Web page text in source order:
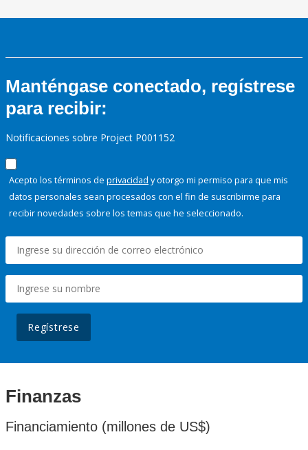
Manténgase conectado, regístrese
para recibir:
Notificaciones sobre Project P001152
Acepto los términos de privacidad y otorgo mi permiso para que mis
datos personales sean procesados con el fin de suscribirme para
recibir novedades sobre los temas que he seleccionado.
Regístrese
Finanzas
Financiamiento (millones de US$)